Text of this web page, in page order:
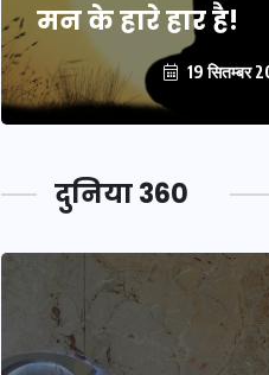
मन के हारे हार है!
19 सितम्बर
दुनिया 360